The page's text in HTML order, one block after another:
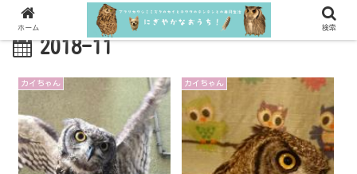
2018-11
カイちゃん カイちゃん
ホーム 検索